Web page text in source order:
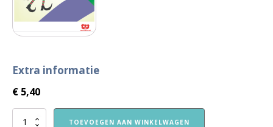
Extra informatie
€ 5,40
Instapje
TOEVOEGEN AAN WINKELWAGEN